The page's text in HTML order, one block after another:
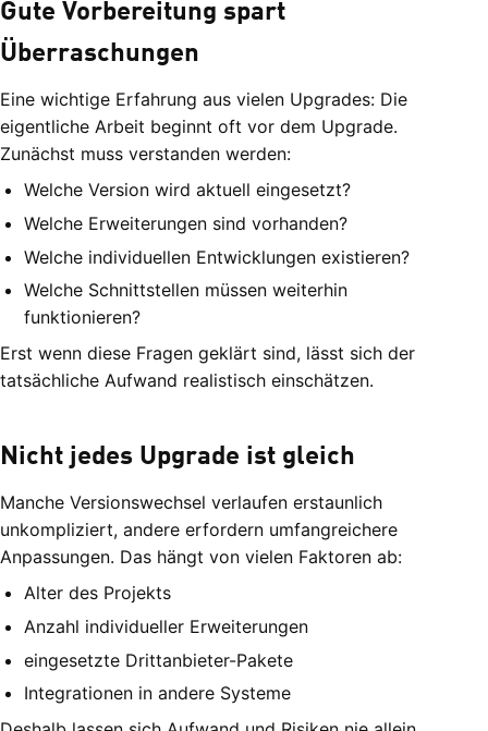
Gute Vorbereitung spart
Überraschungen
Eine wichtige Erfahrung aus vielen Upgrades: Die
eigentliche Arbeit beginnt oft vor dem Upgrade.
Zunächst muss verstanden werden:
Welche Version wird aktuell eingesetzt?
Welche Erweiterungen sind vorhanden?
Welche individuellen Entwicklungen existieren?
Welche Schnittstellen müssen weiterhin
funktionieren?
Erst wenn diese Fragen geklärt sind, lässt sich der
tatsächliche Aufwand realistisch einschätzen.
Nicht jedes Upgrade ist gleich
Manche Versionswechsel verlaufen erstaunlich
unkompliziert, andere erfordern umfangreichere
Anpassungen. Das hängt von vielen Faktoren ab:
Alter des Projekts
Anzahl individueller Erweiterungen
eingesetzte Drittanbieter-Pakete
Integrationen in andere Systeme